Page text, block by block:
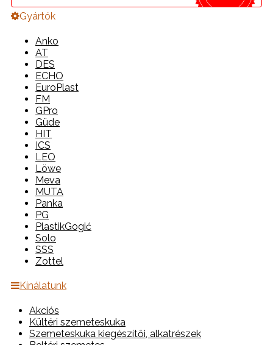
Gyártók
Anko
AT
DES
ECHO
EuroPlast
FM
GPro
Güde
HIT
ICS
LEO
Löwe
Meva
MUTA
Panka
PG
PlastikGogić
Solo
SSS
Zottel
Kínálatunk
Akciós
Kültéri szemeteskuka
Szemeteskuka kiegészítői, alkatrészek